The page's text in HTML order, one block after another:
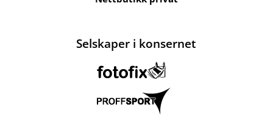
Selskaper i konsernet